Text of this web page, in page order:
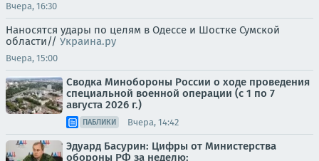
Вчера, 16:30
Наносятся удары по целям в Одессе и Шостке Сумской
области// Украина.ру
Вчера, 15:00
Сводка Минобороны России о ходе проведения
специальной военной операции (с 1 по 7
августа 2026 г.)
ПАБЛИКИ Вчера, 14:42
Эдуард Басурин: Цифры от Министерства
обороны РФ за неделю: